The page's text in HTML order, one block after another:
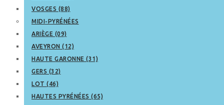
VOSGES (88)
MIDI-PYRÉNÉES
ARIÈGE (09)
AVEYRON (12)
HAUTE GARONNE (31)
GERS (32)
LOT (46)
HAUTES PYRÉNÉES (65)